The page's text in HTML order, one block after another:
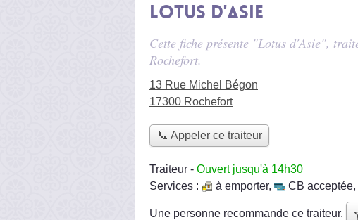
Lotus d'Asie
Cette fiche présente "Lotus d'Asie",
Rochefort.
13 Rue Michel Bégon
17300 Rochefort
📞 Appeler ce traiteur
Traiteur - Ouvert jusqu'à 14h30
Services :
à emporter, CB acceptée,
Une personne recommande ce traiteur.